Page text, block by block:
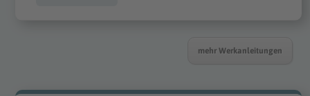
mehr Werkanleitungen